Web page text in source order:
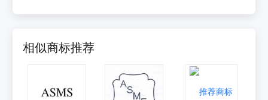
相似商标推荐